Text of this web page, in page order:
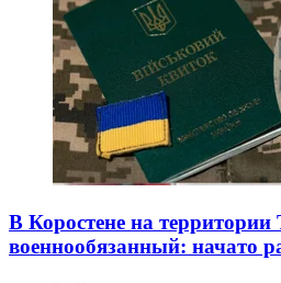
В Коростене на
военнообязанный: начато